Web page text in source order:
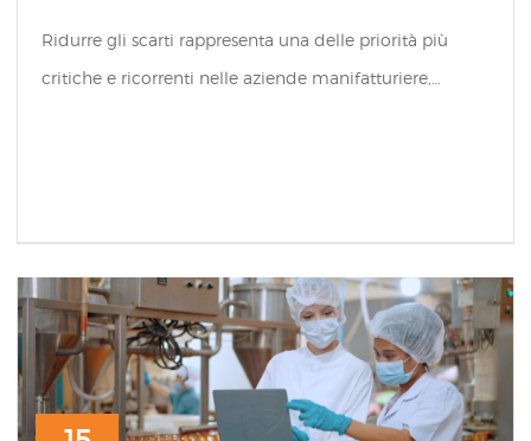
Ridurre gli scarti rappresenta una delle priorità più
critiche e ricorrenti nelle aziende manifatturiere,…